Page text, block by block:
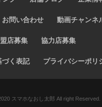
お問い合わせ 動画チャンネ
店募集 協力店募集
づく表記 プライバシーポリ
スマホなおし太郎 All right Reserved.